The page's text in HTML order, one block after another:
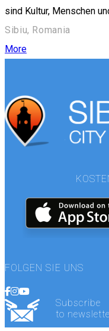
sind Kultur, Menschen
Sibiu, Romania
More
FOLGEN SIE UNS
Subscribe
to